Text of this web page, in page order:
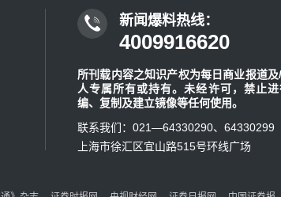
新闻爆料热线：
4009916620
所刊载内容之知识产权为每日商业报道及
人专属所有或持有。未经许可，禁止
编、复制及建立镜像等任何使用。
联系我们：021—64330290、64330299
上海市徐汇区宜山路515号环线广场